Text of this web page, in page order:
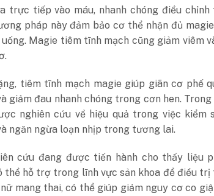
trực tiếp vào máu, nhanh chóng điều chỉnh
pháp này đảm bảo cơ thể nhận đủ
Magie tiêm tĩnh mạch cũng giảm viêm
tiêm tĩnh mạch magie giúp giãn cơ phế
giảm đau nhanh chóng trong cơn hen. Trong
nghiên cứu về hiệu quả trong việc kiểm
ngăn ngừa loạn nhịp trong tương lai.
cứu đang được tiến hành cho thấy liệu
thể hỗ trợ trong lĩnh vực sản khoa để điều trị
mang thai, có thể giúp giảm nguy cơ co